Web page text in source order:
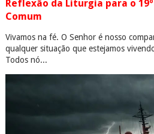
Reflexão da Liturgia para o
Comum
Vivamos na fé. O Senhor é nosso
qualquer situação que estejamos
Todos nó...